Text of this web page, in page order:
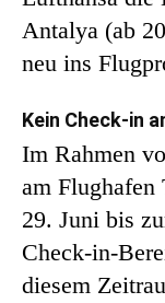
Antalya (ab
neu ins
Kein Check-in
Im Rahmen
am
29. Juni bis
Check-in-
diesem